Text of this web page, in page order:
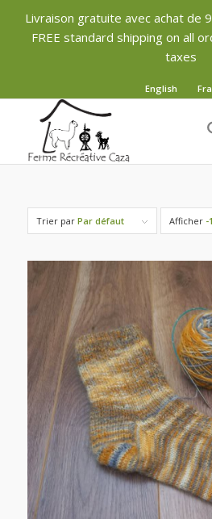
Livraison gratuite avec achat de
FREE standard shipping on all
taxes
English
Trier par Par défaut Afficher -